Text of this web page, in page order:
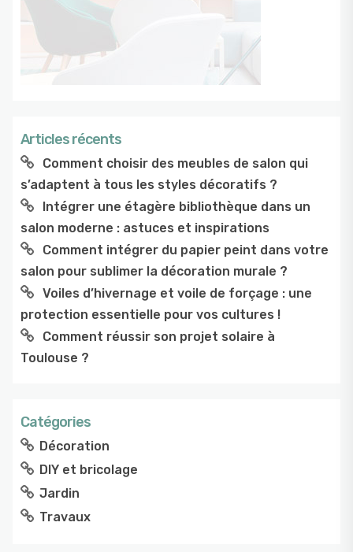
Articles récents
Comment choisir des meubles de salon qui
s’adaptent à tous les styles décoratifs ?
Intégrer une étagère bibliothèque dans un
salon moderne : astuces et inspirations
Comment intégrer du papier peint dans votre
salon pour sublimer la décoration murale ?
Voiles d’hivernage et voile de forçage : une
protection essentielle pour vos cultures !
Comment réussir son projet solaire à
Toulouse ?
Catégories
Décoration
DIY et bricolage
Jardin
Travaux